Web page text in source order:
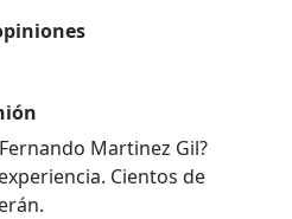
Martinez Gil?
Cientos de